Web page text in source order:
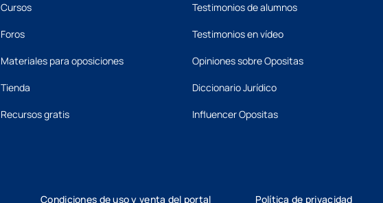
Cursos
Foros
Materiales para oposiciones
Tienda
Recursos gratis
Testimonios de alumnos
Testimonios en vídeo
Opiniones sobre Opositas
Diccionario Jurídico
Influencer Opositas
Condiciones de uso y venta del portal Política de privacidad